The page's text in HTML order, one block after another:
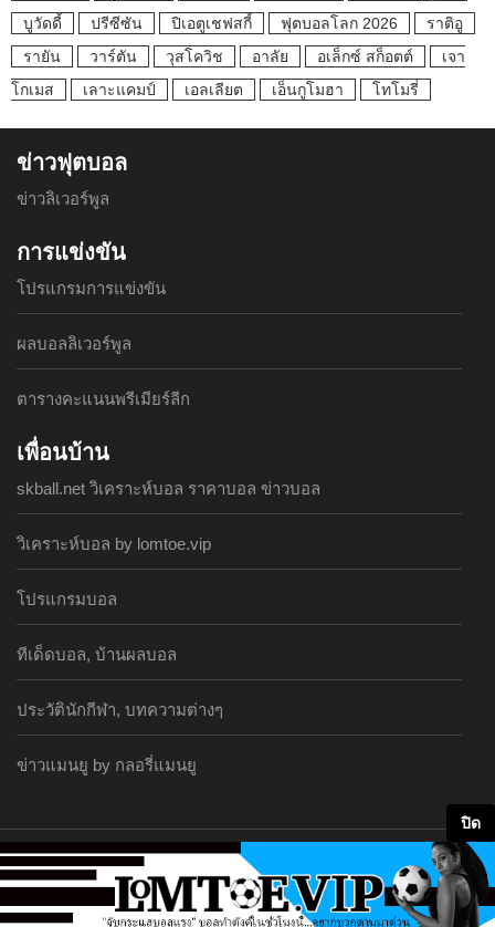
บูวัดดี้
ปรีซีซัน ปิเอตูเชฟสกี้ ฟุตบอลโลก 2026
ราติอู
รายัน
วาร์ตัน วุสโควิช อาลัย อเล็กซ์ สก็อตต์
เจา
โกเมส
เลาะแคมป์ เอลเลียต เอ็นกูโมฮา โทโมรี่
ข่าวฟุตบอล
ข่าวลิเวอร์พูล
การแข่งขัน
โปรแกรมการแข่งขัน
ผลบอลลิเวอร์พูล
ตารางคะแนนพรีเมียร์ลีก
เพื่อนบ้าน
skball.net วิเคราะห์บอล ราคาบอล ข่าวบอล
วิเคราะห์บอล by lomtoe.vip
โปรแกรมบอล
ทีเด็ดบอล, บ้านผลบอล
ประวัตินักกีฬา, บทความต่างๆ
ข่าวแมนยู by กลอรี่แมนยู
Copyright © 2014 https://www.siamliverpool.club
sitemap|rss feed
ปิด